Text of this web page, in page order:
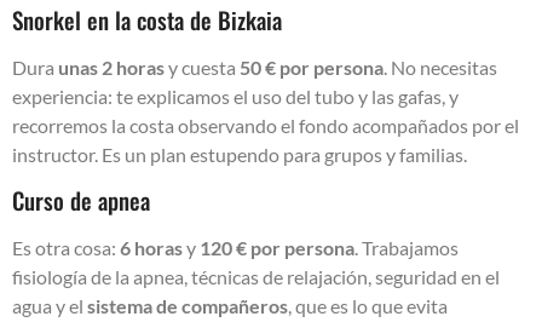
Snorkel en la costa de Bizkaia
Dura unas 2 horasy cuesta 50 € por persona. No necesitas
experiencia: te explicamos el uso del tubo y las gafas, y
recorremos la costa observando el fondo acompañados por el
instructor. Es un plan estupendo para grupos y familias.
Curso de apnea
Es otra cosa: 6 horasy 120 € por persona. Trabajamos
fisiología de la apnea, técnicas de relajación, seguridad en el
agua y el sistema de compañeros, que es lo que evita